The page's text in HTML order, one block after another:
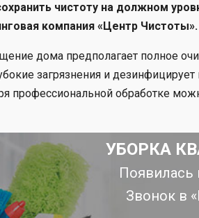
чистоту на должном
компания «Центр Чистоты».
дома предполагает полное
загрязнения и
профессиональной обработке
УБОРКА
Появилась
Звонок в